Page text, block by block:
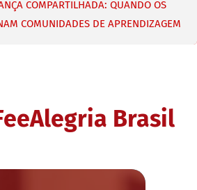
– EMERGÊNCIA 2026
Brasil